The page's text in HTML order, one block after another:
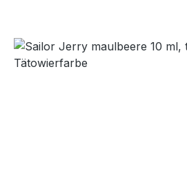
Bildergalerie überspringen